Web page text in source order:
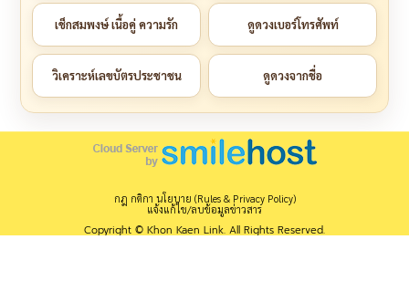
เช็กสมพงษ์ เนื้อคู่ ความรัก ดูดวงเบอร์โทรศัพท์
วิเคราะห์เลขบัตรประชาชน ดูดวงจากชื่อ
กฎ กติกา นโยบาย (Rules & Privacy Policy)
แจ้งแก้ไข/ลบข้อมูลข่าวสาร
Copyright © Khon Kaen Link. All Rights Reserved.